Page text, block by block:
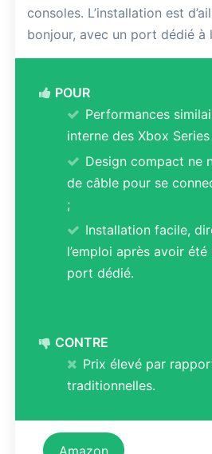
consoles. L’installation est
bonjour, avec un port dédié à
POUR
Performances
interne des Xbox Series
Design compact ne
de câble pour se
;
Installation facile,
l’emploi après avoir
port dédié.
CONTRE
Prix élevé par
traditionnelles.
Amazon